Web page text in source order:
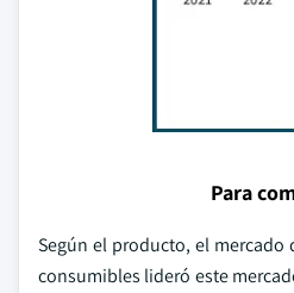
Para
Según el producto, el mercado
consumibles lideró este